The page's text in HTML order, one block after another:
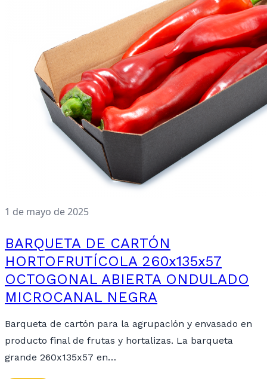
1 de mayo de 2025
BARQUETA DE CARTÓN
HORTOFRUTÍCOLA 260x135x57
OCTOGONAL ABIERTA ONDULADO
MICROCANAL NEGRA
Barqueta de cartón para la agrupación y envasado en
producto final de frutas y hortalizas. La barqueta
grande 260x135x57 en…